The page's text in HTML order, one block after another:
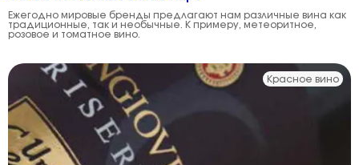
Ежегодно мировые бренды предлагают нам различные вина как
традиционные, так и необычные. К примеру, метеоритное,
розовое и томатное вино.
Красное вино